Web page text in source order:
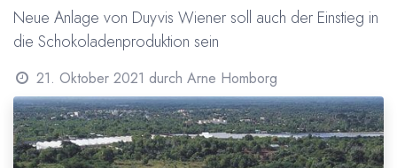
Neue Anlage von Duyvis Wiener soll auch der Einstieg in
die Schokoladenproduktion sein
21. Oktober 2021 durch Arne Homborg